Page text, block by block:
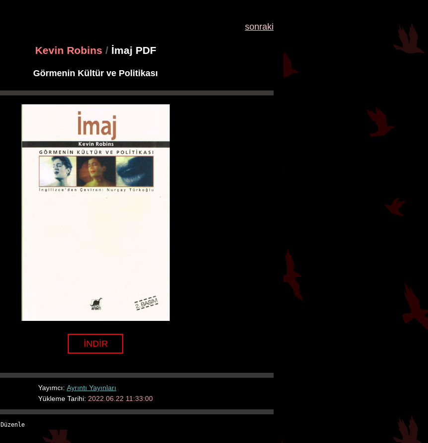
sonraki
Kevin Robins /İmaj PDF
Görmenin Kültür ve Politikası
İNDİR
Yayımcı: Ayrıntı Yayınları
Yükleme Tarihi: 2022.06.22 11:33:00
Düzenle